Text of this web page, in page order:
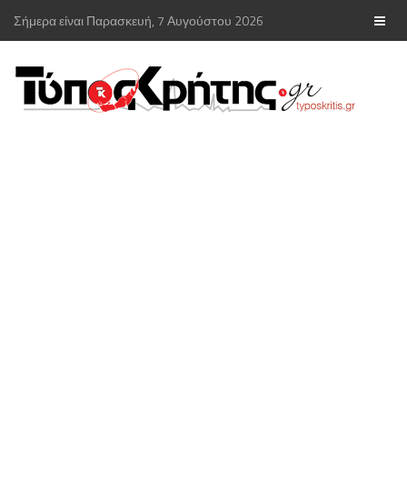
Σήμερα είναι Παρασκευή, 7 Αυγούστου 2026